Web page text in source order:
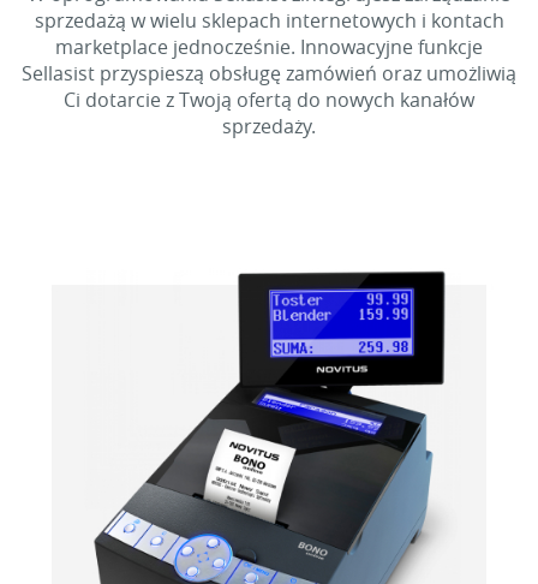
sprzedażą w wielu sklepach internetowych i kontach
marketplace jednocześnie. Innowacyjne funkcje
Sellasist przyspieszą obsługę zamówień oraz umożliwią
Ci dotarcie z Twoją ofertą do nowych kanałów
sprzedaży.